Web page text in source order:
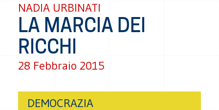
NADIA URBINATI
LA MARCIA DEI
RICCHI
28 Febbraio 2015
DEMOCRAZIA